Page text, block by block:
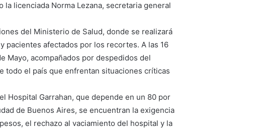
licenciada Norma Lezana, secretaria general
del Ministerio de Salud, donde se realizará
pacientes afectados por los recortes. A las 16
Mayo, acompañados por despedidos del
todo el país que enfrentan situaciones críticas
Hospital Garrahan, que depende en un 80 por
de Buenos Aires, se encuentran la exigencia
el rechazo al vaciamiento del hospital y la